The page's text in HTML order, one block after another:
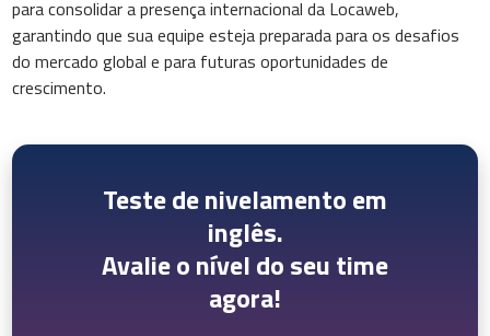
para consolidar a presença internacional da Locaweb,
garantindo que sua equipe esteja preparada para os desafios
do mercado global e para futuras oportunidades de
crescimento.
Teste de nivelamento em
inglês.
Avalie o nível do seu time
agora!